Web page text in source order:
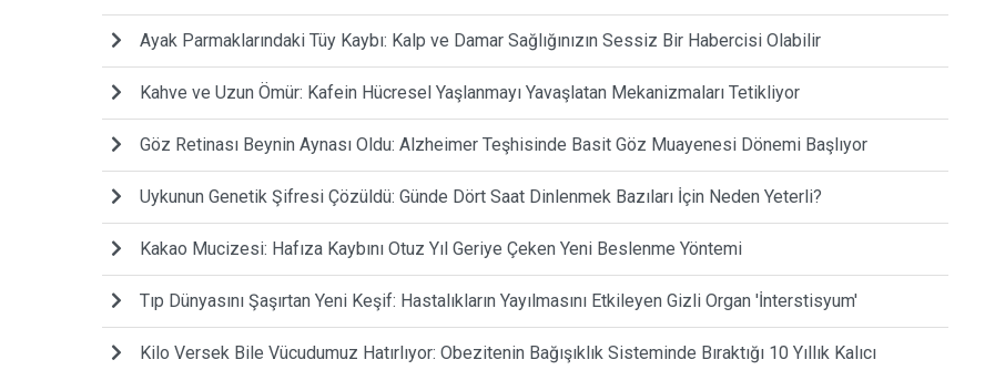
Ayak Parmaklarındaki Tüy Kaybı: Kalp ve Damar Sağlığınızın Sessiz Bir Habercisi Olabilir
Kahve ve Uzun Ömür: Kafein Hücresel Yaşlanmayı Yavaşlatan Mekanizmaları Tetikliyor
Göz Retinası Beynin Aynası Oldu: Alzheimer Teşhisinde Basit Göz Muayenesi Dönemi Başlıyor
Uykunun Genetik Şifresi Çözüldü: Günde Dört Saat Dinlenmek Bazıları İçin Neden Yeterli?
Kakao Mucizesi: Hafıza Kaybını Otuz Yıl Geriye Çeken Yeni Beslenme Yöntemi
Tıp Dünyasını Şaşırtan Yeni Keşif: Hastalıkların Yayılmasını Etkileyen Gizli Organ 'İnterstisyum'
Kilo Versek Bile Vücudumuz Hatırlıyor: Obezitenin Bağışıklık Sisteminde Bıraktığı 10 Yıllık Kalıcı